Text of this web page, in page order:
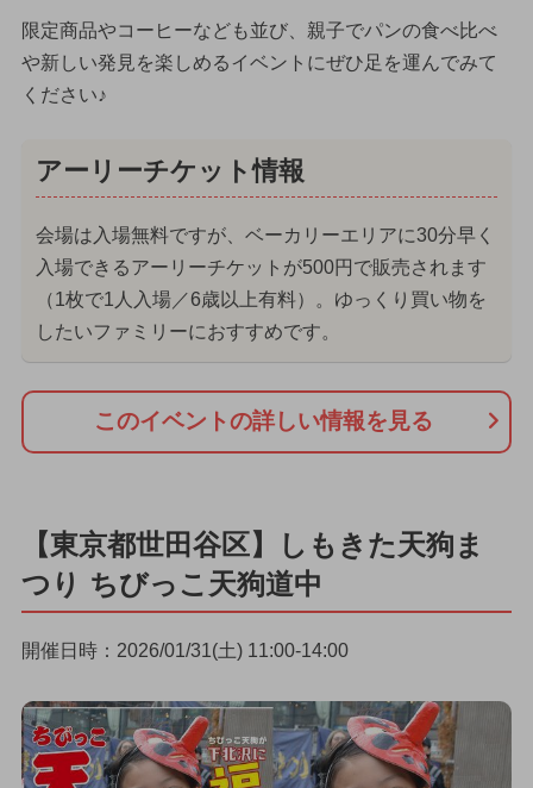
限定商品やコーヒーなども並び、親子でパンの食べ比べ
や新しい発見を楽しめるイベントにぜひ足を運んでみて
ください♪
アーリーチケット情報
会場は入場無料ですが、ベーカリーエリアに30分早く
入場できるアーリーチケットが500円で販売されます
（1枚で1人入場／6歳以上有料）。ゆっくり買い物を
したいファミリーにおすすめです。
このイベントの詳しい情報を見る
【東京都世田谷区】しもきた天狗ま
つり ちびっこ天狗道中
開催日時：2026/01/31(土) 11:00-14:00